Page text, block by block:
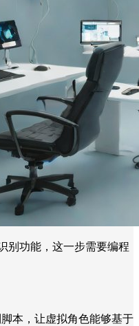
别功能，这一步需要编程
本，让虚拟角色能够基于